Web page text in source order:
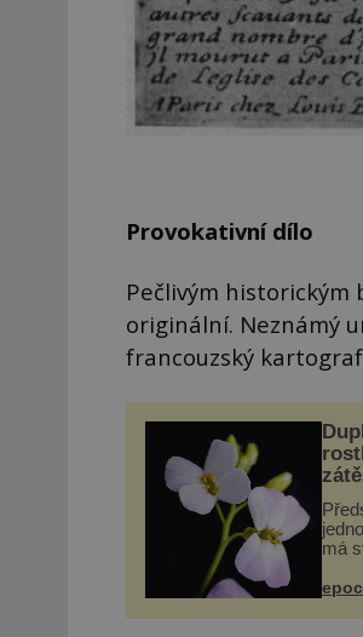
Provokativní dílo
Pečlivým historickým
originální. Neznámý
francouzský
má